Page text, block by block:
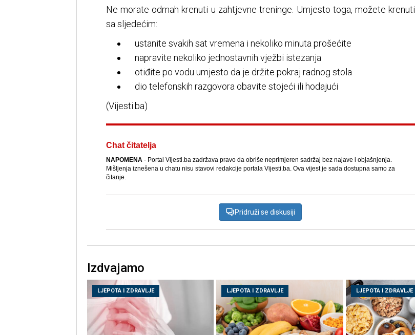
Ne morate odmah krenuti u zahtjevne treninge. Umjesto toga, možete krenuti
sa sljedećim:
ustanite svakih sat vremena i nekoliko minuta prošećite
napravite nekoliko jednostavnih vježbi istezanja
otiđite po vodu umjesto da je držite pokraj radnog stola
dio telefonskih razgovora obavite stojeći ili hodajući
(Vijesti.ba)
Chat čitatelja
NAPOMENA- Portal Vijesti.ba zadržava pravo da obriše neprimjeren sadržaj bez najave i objašnjenja.
Mišljenja iznešena u chatu nisu stavovi redakcije portala Vijesti.ba. Ova vijest je sada dostupna samo za
čitanje.
Pridruži se diskusiji
Izdvajamo
LJEPOTA I ZDRAVLJE LJEPOTA I ZDRAVLJE LJEPOTA I ZDRAVLJE